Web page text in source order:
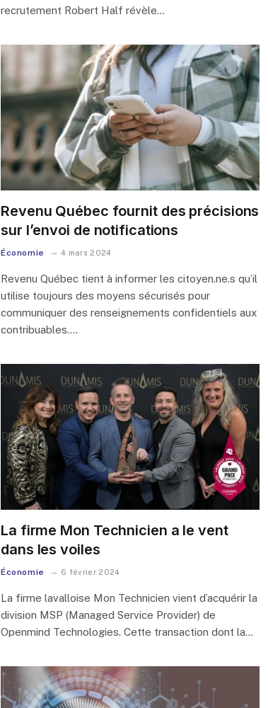
recrutement Robert Half révèle…
Revenu Québec fournit des précisions
sur l’envoi de notifications
Économie 4 mars 2024
Revenu Québec tient à informer les citoyen.ne.s qu’il
utilise toujours des moyens sécurisés pour
communiquer des renseignements confidentiels aux
contribuables.…
La firme Mon Technicien a le vent
dans les voiles
Économie 6 février 2024
La firme lavalloise Mon Technicien vient d’acquérir la
division MSP (Managed Service Provider) de
Openmind Technologies. Cette transaction dont la…